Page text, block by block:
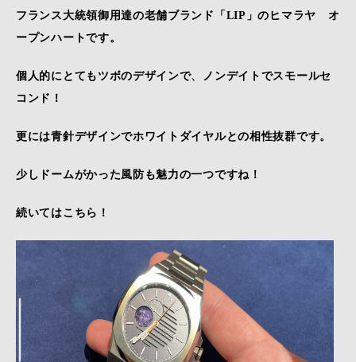
フランス大統領御用達の老舗ブランド「LIP」のヒマラヤ オ
ープンハートです。
個人的にとてもツボのデザインで、ノンデイトでスモールセ
コンド！
更には青針デザインでホワイトダイヤルとの相性抜群です。
少しドームがかった風防も魅力の一つですね！
続いてはこちら！